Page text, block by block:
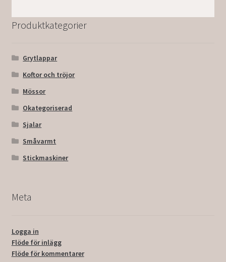
Produktkategorier
Grytlappar
Koftor och tröjor
Mössor
Okategoriserad
Sjalar
Småvarmt
Stickmaskiner
Meta
Logga in
Flöde för inlägg
Flöde för kommentarer